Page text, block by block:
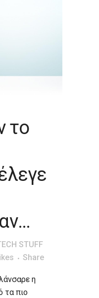
το
STUFF
Share
η
τα πιο